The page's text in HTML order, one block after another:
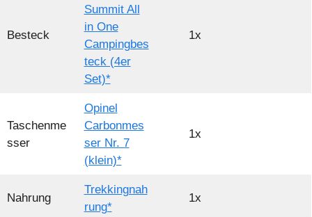
Besteck
Summit All
in One
Campingbes
teck (4er
Set)*
1x
Taschenme
sser
Opinel
Carbonmes
ser Nr. 7
(klein)*
1x
Nahrung
Trekkingnah
rung*
1x